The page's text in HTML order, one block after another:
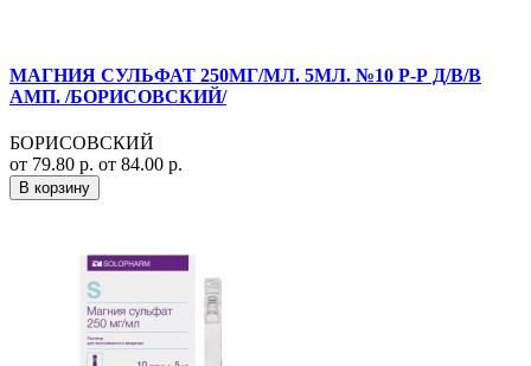
МАГНИЯ СУЛЬФАТ 250МГ/МЛ. 5МЛ. №10 Р-Р Д/В/В
АМП. /БОРИСОВСКИЙ/
БОРИСОВСКИЙ
от 79.80 р. от 84.00 р.
В корзину